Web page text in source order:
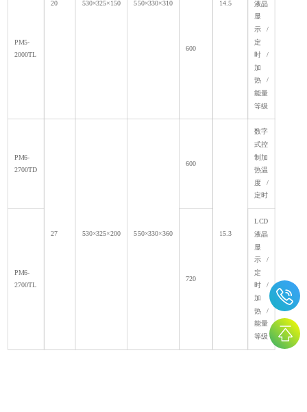
20 530×325×150 550×330×310 14.5
PM5-
2000TL
600
液晶
显
示/
定
时/
加
热/
能量
等级
PM6-
2700TD
27 530×325×200 550×330×360
600
15.3
数字
式控
制加
热温
度/
定时
PM6-
2700TL
720
LCD
液晶
显
示/
定
时/
加
热/
能量
等级